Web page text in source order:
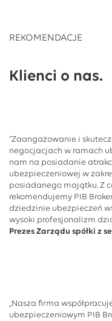
REKOMENDACJE
Klienci o nas.
“Zaangażowanie i
negocjacjach w ramach
nam na posiadanie
ubezpieczeniowej w
posiadanego majątku. Z
rekomendujemy PIB
dziedzinie ubezpieczeń
wysoki profesjonalizm
Prezes Zarządu spółki z
„Nasza firma
ubezpieczeniowym PIB